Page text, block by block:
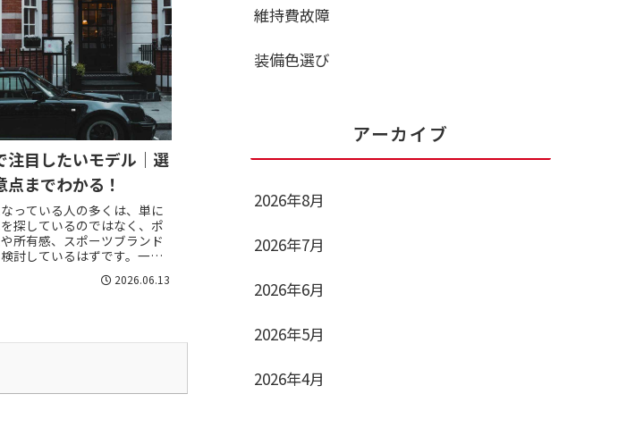
注目したいモデル｜選
までわかる！
っている人の多くは、単に
探しているのではなく、ポ
所有感、スポーツブランド
討しているはずです。一方
2026.06.13
維持費故障
装備色選び
アーカイブ
2026年8月
2026年7月
2026年6月
2026年5月
2026年4月